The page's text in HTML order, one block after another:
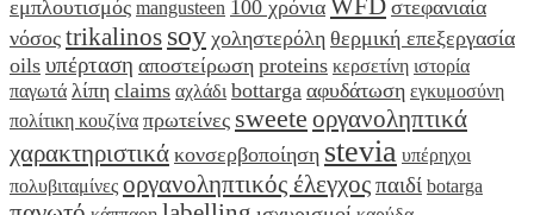
εμπλουτισμός mangusteen 100 χρόνια WFD στεφανιαία
νόσος trikalinos soy χοληστερόλη θερμική επεξεργασία
oils υπέρταση αποστείρωση proteins κερσετίνη ιστορία
παγωτά λίπη claims αχλάδι bottarga αφυδάτωση εγκυμοσύνη
πολίτικη κουζίνα πρωτείνες sweete οργανοληπτικά
χαρακτηριστικά κονσερβοποίηση stevia υπέρηχοι
πολυβιταμίνες οργανοληπτικός έλεγχοςπαιδί botarga